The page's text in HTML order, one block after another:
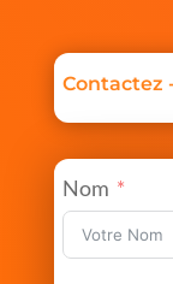
Contactez
Nom